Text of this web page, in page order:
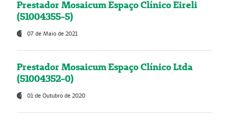
Prestador Mosaicum Espaço Clínico Eireli
(51004355-5)
07 de Maio de 2021
Prestador Mosaicum Espaço Clínico Ltda
(51004352-0)
01 de Outubro de 2020